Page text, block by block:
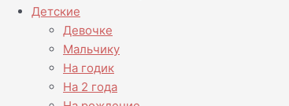
Детские
Девочке
Мальчику
На годик
На 2 года